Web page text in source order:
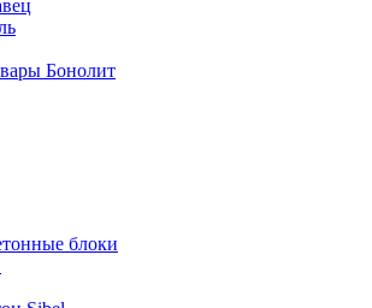
Бонолит
блоки